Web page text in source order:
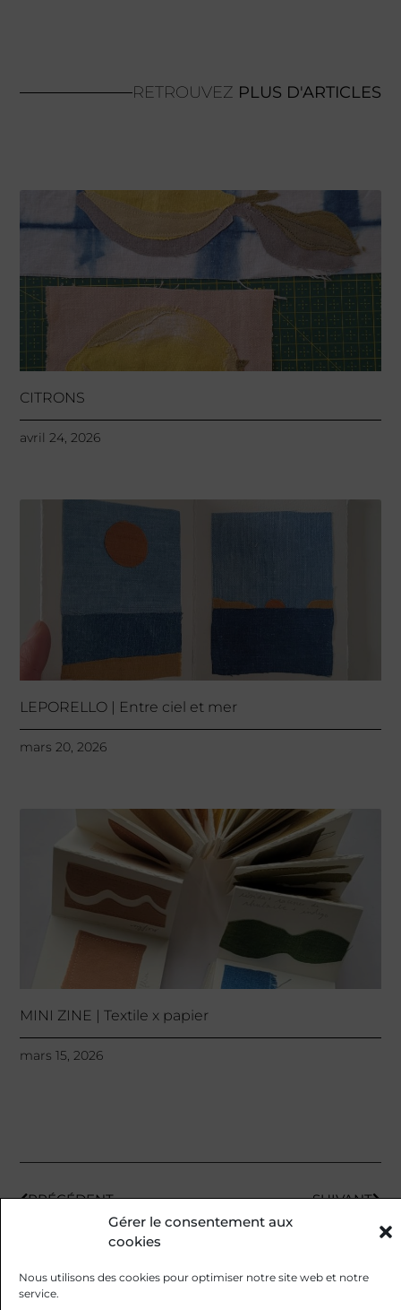
Gérer le consentement aux
cookies
Nous utilisons des cookies pour optimiser notre site web et notre
service.
RETROUVEZ PLUS D'ARTICLES
CITRONS
avril 24, 2026
LEPORELLO | Entre ciel et mer
mars 20, 2026
MINI ZINE | Textile x papier
mars 15, 2026
PRÉCÉDENT SUIVANT